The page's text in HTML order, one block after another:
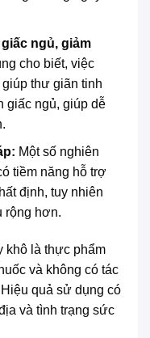
ngủ, giảm
cho biết, việc
thư giãn tinh
giấc ngủ, giúp dễ
Một số nghiên
tiềm năng hỗ trợ
định, tuy nhiên
rộng hơn.
khô là thực phẩm
và không có tác
quả sử dụng có
và tình trạng sức